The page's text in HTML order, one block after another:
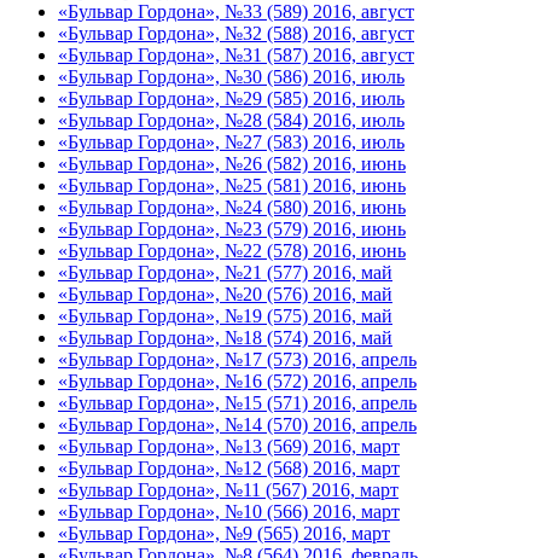
«Бульвар Гордона», №33 (589) 2016, август
«Бульвар Гордона», №32 (588) 2016, август
«Бульвар Гордона», №31 (587) 2016, август
«Бульвар Гордона», №30 (586) 2016, июль
«Бульвар Гордона», №29 (585) 2016, июль
«Бульвар Гордона», №28 (584) 2016, июль
«Бульвар Гордона», №27 (583) 2016, июль
«Бульвар Гордона», №26 (582) 2016, июнь
«Бульвар Гордона», №25 (581) 2016, июнь
«Бульвар Гордона», №24 (580) 2016, июнь
«Бульвар Гордона», №23 (579) 2016, июнь
«Бульвар Гордона», №22 (578) 2016, июнь
«Бульвар Гордона», №21 (577) 2016, май
«Бульвар Гордона», №20 (576) 2016, май
«Бульвар Гордона», №19 (575) 2016, май
«Бульвар Гордона», №18 (574) 2016, май
«Бульвар Гордона», №17 (573) 2016, апрель
«Бульвар Гордона», №16 (572) 2016, апрель
«Бульвар Гордона», №15 (571) 2016, апрель
«Бульвар Гордона», №14 (570) 2016, апрель
«Бульвар Гордона», №13 (569) 2016, март
«Бульвар Гордона», №12 (568) 2016, март
«Бульвар Гордона», №11 (567) 2016, март
«Бульвар Гордона», №10 (566) 2016, март
«Бульвар Гордона», №9 (565) 2016, март